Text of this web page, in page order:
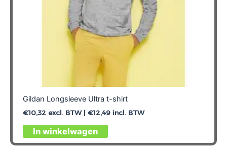
Gildan Longsleeve Ultra t-shirt
€10,32excl. BTW | €12,49incl. BTW
In winkelwagen
Dit
product